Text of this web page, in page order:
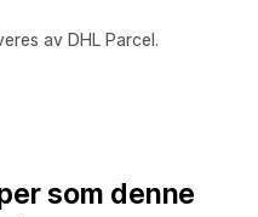
av DHL Parcel.
som denne